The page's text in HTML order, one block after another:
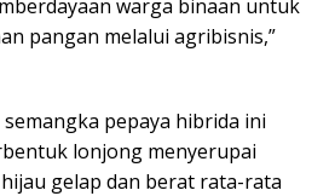
warga binaan untuk
pangan melalui agribisnis,”
pepaya hibrida ini
lonjong menyerupai
gelap dan berat rata-rata